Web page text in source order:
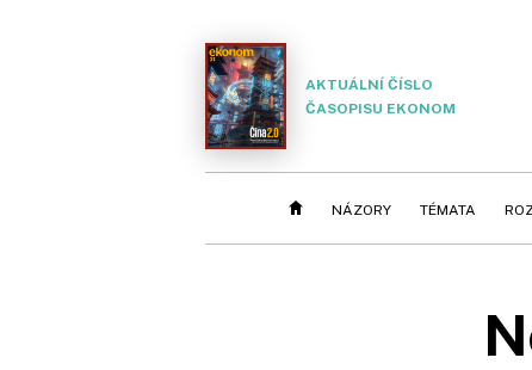
AKTUÁLNÍ ČÍSLO
ČASOPISU EKONOM
NÁZORY TÉMATA